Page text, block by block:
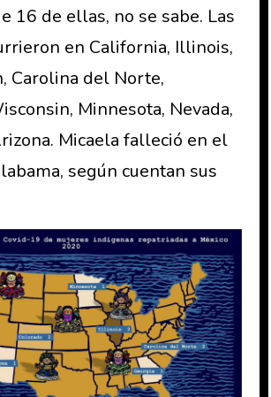
16 de ellas, no se sabe. Las
en California, Illinois,
Carolina del Norte,
Minnesota, Nevada,
Micaela falleció en el
según cuentan sus